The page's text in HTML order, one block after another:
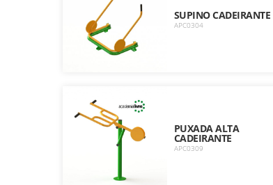
SUPINO CADEIRANTE
APC0304
PUXADA ALTA
CADEIRANTE
APC0309